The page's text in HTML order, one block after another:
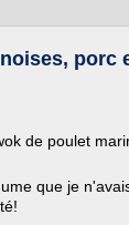
porc
de poulet
que je